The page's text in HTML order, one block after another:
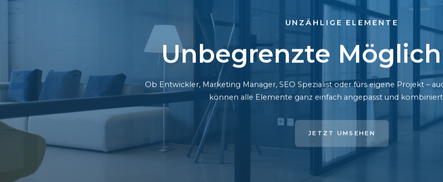
UNZÄHLIGE ELEMENTE
Unbegrenzte
Ob Entwickler, Marketing Manager, SEO Spezialist oder fürs eigene Projekt –
können alle Elemente ganz einfach angepasst und
JETZT UMSEHEN